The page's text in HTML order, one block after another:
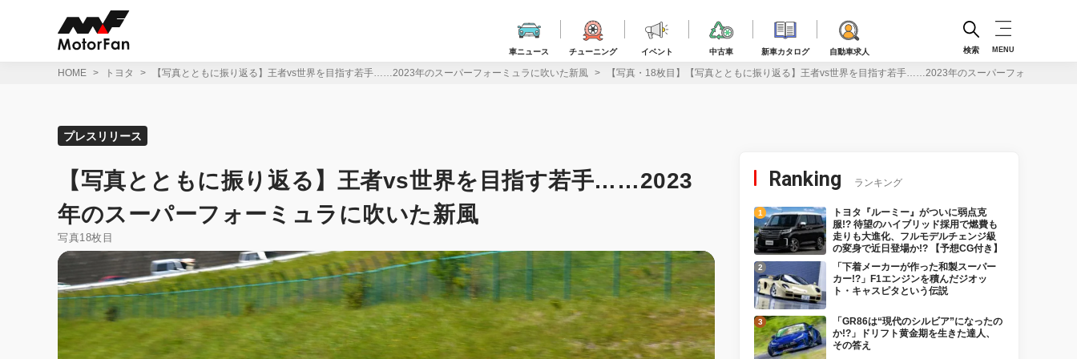
車ニュース チューニング イベント 中古車 新車カタログ 自動車求人 検索 MENU
HOME トヨタ 【写真とともに振り返る】王者vs世界を目指す若手……2023年のスーパーフォーミュラに吹いた新風 【写真・18枚目】【写真とともに振り返る】王者vs世界を目指す若手……2023年のスーパーフォーミュラに
プレスリリース
【写真とともに振り返る】王者vs世界を目指す若手……2023
年のスーパーフォーミュラに吹いた新風
写真18枚目
Ranking ランキング
トヨタ『ルーミー』がついに弱点克
服!? 待望のハイブリッド採用で燃費も
走りも大進化、フルモデルチェンジ級
の変身で近日登場か!? 【予想CG付き】
「下着メーカーが作った和製スーパー
カー!?」F1エンジンを積んだジオッ
ト・キャスピタという伝説
「GR86は“現代のシルビア”になったの
か!?」ドリフト黄金期を生きた達人、
その答え